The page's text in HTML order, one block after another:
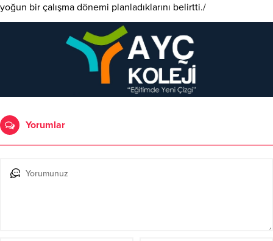
yoğun bir çalışma dönemi planladıklarını belirtti./
Yorumlar